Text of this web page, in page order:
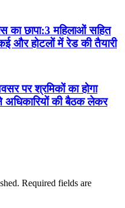
का छापा:3 महिलाओं सहित
और होटलों में रेड की तैयारी
पर श्रमिकों का होगा
की बैठक लेकर
Required fields are